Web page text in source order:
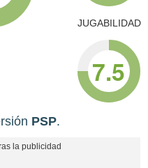
JUGABILIDAD
7.5
PSP.